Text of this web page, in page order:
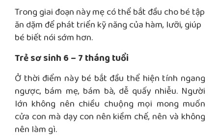
Trong giai đoạn này mẹ có thể bắt đầu cho bé tập
ăn dặm để phát triển kỹ năng của hàm, lưỡi, giúp
bé biết nói sớm hơn.
Trẻ sơ sinh 6 – 7 tháng tuổi
Ở thời điểm này bé bắt đầu thể hiện tính ngang
ngược, bám mẹ, bám bà, dễ quấy nhiễu. Người
lớn không nên chiều chuộng mọi mong muốn
cửa con mà dạy con nên kiềm chế, nên và không
nên làm gì.